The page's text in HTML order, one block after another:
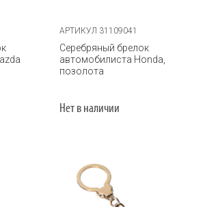
АРТИКУЛ 31109041
Серебряный брелок
автомобилиста Honda,
позолота
Нет в наличии